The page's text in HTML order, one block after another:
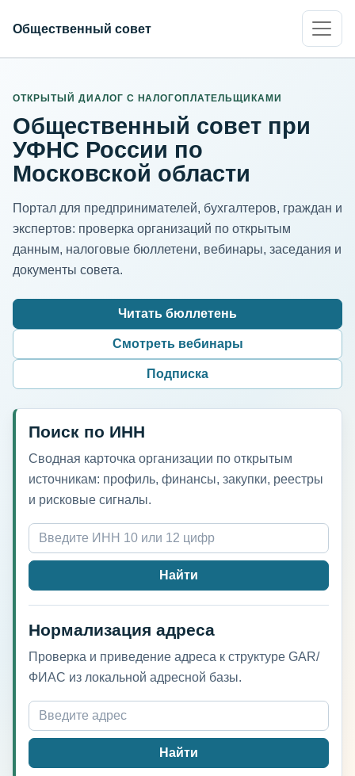
Общественный совет
ОТКРЫТЫЙ ДИАЛОГ С НАЛОГОПЛАТЕЛЬЩИКАМИ
Общественный совет при
УФНС России по
Московской области
Портал для предпринимателей, бухгалтеров, граждан и
экспертов: проверка организаций по открытым
данным, налоговые бюллетени, вебинары, заседания и
документы совета.
Читать бюллетень
Смотреть вебинары
Подписка
Поиск по ИНН
Сводная карточка организации по открытым
источникам: профиль, финансы, закупки, реестры
и рисковые сигналы.
ИНН организации
Найти
Нормализация адреса
Проверка и приведение адреса к структуре GAR/
ФИАС из локальной адресной базы.
Адрес для нормализации
Найти